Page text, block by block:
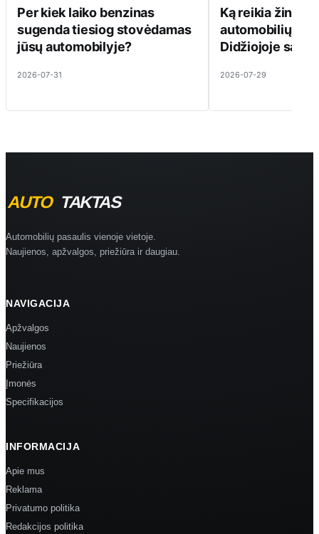
Per kiek laiko benzinas
sugenda tiesiog stovėdamas
jūsų automobilyje?
2026-07-31
Ką reikia žinoti
automobilių
Didžiojoje
2026-07-29
Automobilių pasaulis vienoje vietoje.
Naujienos, apžvalgos, priežiūra ir daugiau.
NAVIGACIJA
Apžvalgos
Naujienos
Priežiūra
Įmonės
Specifikacijos
INFORMACIJA
Apie mus
Reklama
Privatumo politika
Redakcijos politika